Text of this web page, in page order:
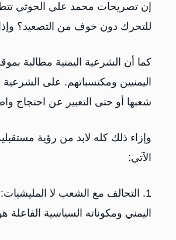
إن تصريحات محمد علي الحوثي
للتحرك دون خوف من التصعيد؟ وإذا
كما أن الشرعية اليمنية مطالبة
اليمنيين ومكتسباتهم. على الشرعية
شعبها أو حتى التعبير عن احتجاج
‏وإزاء ذلك كله لابد من رؤية
الآتي:
1. التحالف مع الشعب لا
اليمني ومكوناته السياسية